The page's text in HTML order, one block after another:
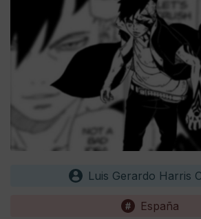
Luis Gerardo Harris
España